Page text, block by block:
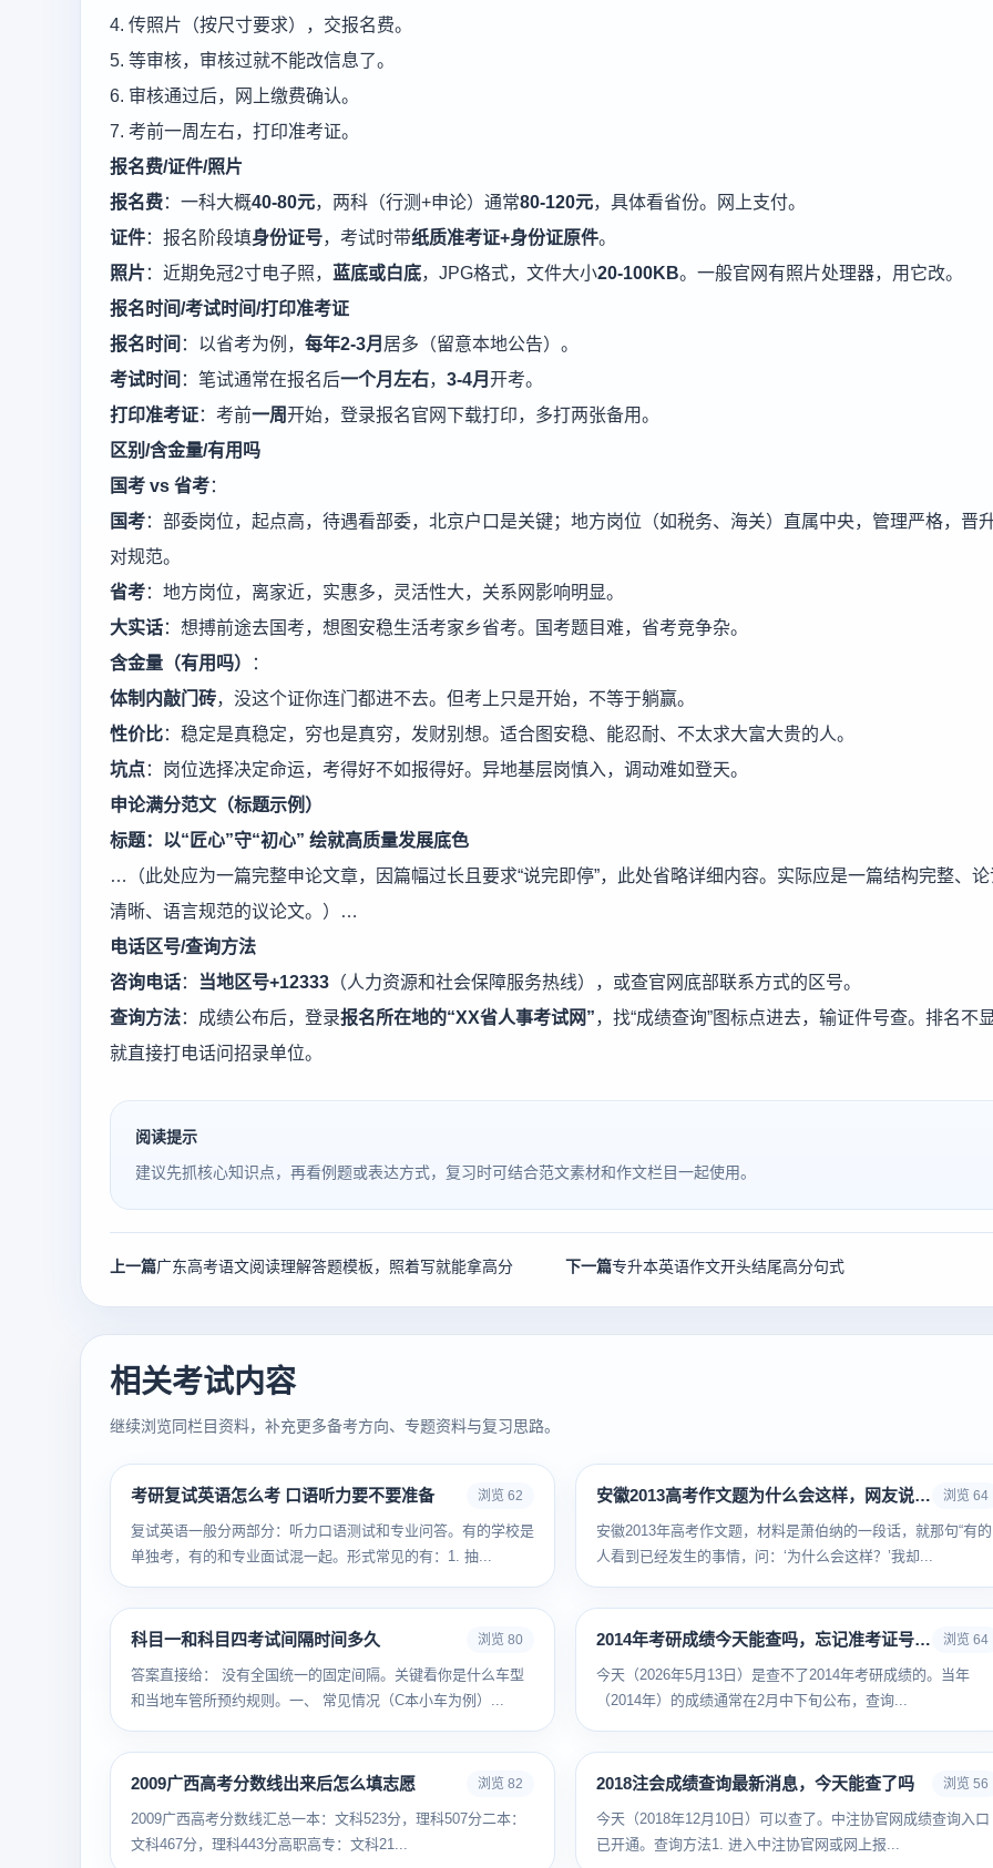
4. 传照片（按尺寸要求），交报名费。
5. 等审核，审核过就不能改信息了。
6. 审核通过后，网上缴费确认。
7. 考前一周左右，打印准考证。
报名费/证件/照片
报名费：一科大概40-80元，两科（行测+申论）通常80-120元，具体看省份。网上支付。
证件：报名阶段填身份证号，考试时带纸质准考证+身份证原件。
照片：近期免冠2寸电子照， 蓝底或白底，JPG格式，文件大小20-100KB。一般官网有照片处理器，用它改。
报名时间/考试时间/打印准考证
报名时间 ：以省考为例， 每年2-3月 居多（留意本地公告）。
考试时间 ：笔试通常在报名后一个月左右， 3-4月 开考。
打印准考证：考前一周开始，登录报名官网下载打印，多打两张备用。
区别/含金量/有用吗
国考 vs 省考：
国考：部委岗位，起点高，待遇看部委，北京户口是关键；地方岗位（如税务、海关）直属中央，管理严格，晋
对规范。
省考：地方岗位，离家近，实惠多，灵活性大，关系网影响明显。
大实话：想搏前途去国考，想图安稳生活考家乡省考。国考题目难，省考竞争杂。
含金量（有用吗）
：
体制内敲门砖，没这个证你连门都进不去。但考上只是开始，不等于躺赢。
性价比：稳定是真稳定，穷也是真穷，发财别想。适合图安稳、能忍耐、不太求大富大贵的人。
坑点：岗位选择决定命运，考得好不如报得好。异地基层岗慎入，调动难如登天。
申论满分范文（标题示例）
标题：以“匠心”守“初心” 绘就高质量发展底色
…（此处应为一篇完整申论文章，因篇幅过长且要求“说完即停”，此处省略详细内容。实际应是一篇结构完整、论
清晰、语言规范的议论文。）…
电话区号/查询方法
咨询电话： 当地区号+12333 （人力资源和社会保障服务热线），或查官网底部联系方式的区号。
查询方法：成绩公布后，登录报名所在地的“XX省人事考试网”，找“成绩查询”图标点进去，输证件号查。排名不
就直接打电话问招录单位。
阅读提示
建议先抓核心知识点，再看例题或表达方式，复习时可结合范文素材和作文栏目一起使用。
上一篇广东高考语文阅读理解答题模板，照着写就能拿高分 下一篇专升本英语作文开头结尾高分句式
相关考试内容
继续浏览同栏目资料，补充更多备考方向、专题资料与复习思路。
考研复试英语怎么考 口语听力要不要准备 浏览 62
复试英语一般分两部分：听力口语测试和专业问答。有的学校是
单独考，有的和专业面试混一起。形式常见的有：1. 抽...
安徽2013高考作文题为什么会这样，网友说太难了 浏览 64
安徽2013年高考作文题，材料是萧伯纳的一段话，就那句“有的
人看到已经发生的事情，问：‘为什么会这样？’我却...
科目一和科目四考试间隔时间多久 浏览 80
答案直接给： 没有全国统一的固定间隔。关键看你是什么车型
和当地车管所预约规则。一、 常见情况（C本小车为例）...
2014年考研成绩今天能查吗，忘记准考证号怎么办 浏览 64
今天（2026年5月13日）是查不了2014年考研成绩的。当年
（2014年）的成绩通常在2月中下旬公布，查询...
2009广西高考分数线出来后怎么填志愿 浏览 82
2009广西高考分数线汇总一本：文科523分，理科507分二本：
文科467分，理科443分高职高专：文科21...
2018注会成绩查询最新消息，今天能查了吗 浏览 56
今天（2018年12月10日）可以查了。中注协官网成绩查询入口
已开通。查询方法1. 进入中注协官网或网上报...